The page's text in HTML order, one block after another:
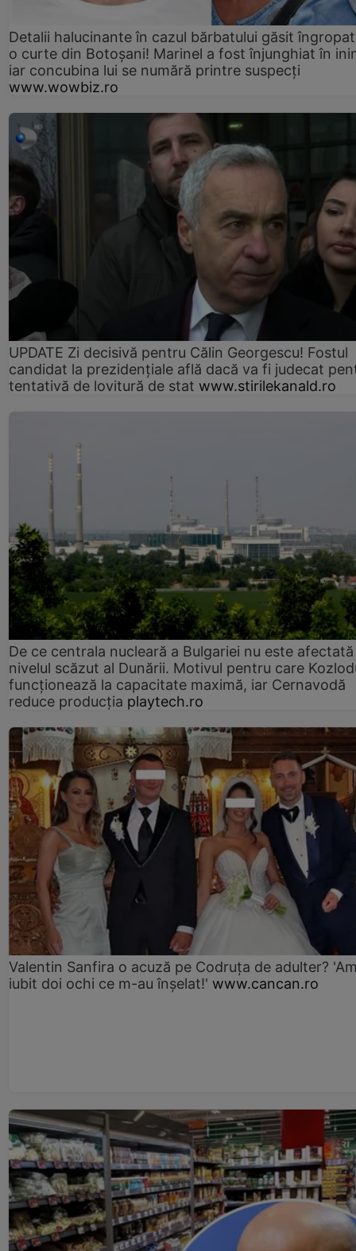
Detalii halucinante în cazul bărbatului găsit
o curte din Botoșani! Marinel a fost înjunghiat în
iar concubina lui se numără printre suspecți
www.wowbiz.ro
UPDATE Zi decisivă pentru Călin Georgescu! Fostul
candidat la prezidențiale află dacă va fi judecat
tentativă de lovitură de stat www.stirilekanald.ro
De ce centrala nucleară a Bulgariei nu este
nivelul scăzut al Dunării. Motivul pentru care
funcționează la capacitate maximă, iar Cernavodă
reduce producția playtech.ro
Valentin Sanfira o acuză pe Codruța de adulter?
iubit doi ochi ce m-au înșelat!' www.cancan.ro